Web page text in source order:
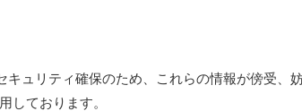
キュリティ確保のため、これらの情報が傍受、
しております。